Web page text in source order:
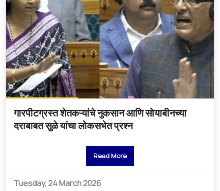
गारपीटग्रस्त शेतकऱ्यांचे नुकसान आणि सोयाबीनच्या
दराबाबत सुळे यांचा लोकसभेत प्रश्न
Read More
Tuesday, 24 March 2026